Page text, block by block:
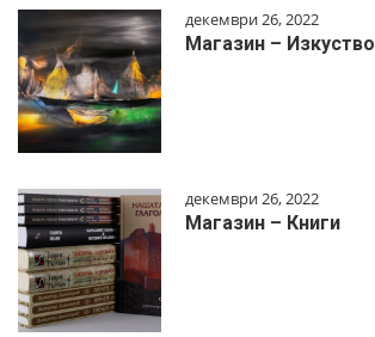
декември 26, 2022
Магазин – Изкуство
декември 26, 2022
Магазин – Книги